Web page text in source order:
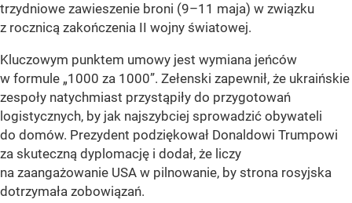
trzydniowe zawieszenie broni (9–11 maja) w związku
z rocznicą zakończenia II wojny światowej.
Kluczowym punktem umowy jest wymiana jeńców
w formule „1000 za 1000”. Zełenski zapewnił, że ukraińskie
zespoły natychmiast przystąpiły do przygotowań
logistycznych, by jak najszybciej sprowadzić obywateli
do domów. Prezydent podziękował Donaldowi Trumpowi
za skuteczną dyplomację i dodał, że liczy
na zaangażowanie USA w pilnowanie, by strona rosyjska
dotrzymała zobowiązań.